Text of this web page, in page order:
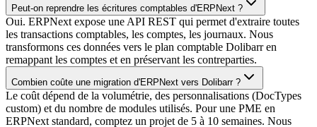
Peut-on reprendre les écritures comptables d'ERPNext ?
Oui. ERPNext expose une API REST qui permet d'extraire toutes
les transactions comptables, les comptes, les journaux. Nous
transformons ces données vers le plan comptable Dolibarr en
remappant les comptes et en préservant les contreparties.
Combien coûte une migration d'ERPNext vers Dolibarr ?
Le coût dépend de la volumétrie, des personnalisations (DocTypes
custom) et du nombre de modules utilisés. Pour une PME en
ERPNext standard, comptez un projet de 5 à 10 semaines. Nous